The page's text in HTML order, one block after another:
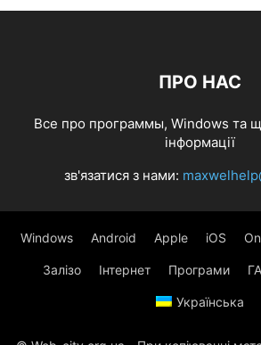
ПРО НАС
Все про программы, Windows та
інформації
зв'язатися з нами:
Windows Android Apple iOS
Залізо Інтернет Програми
Українська